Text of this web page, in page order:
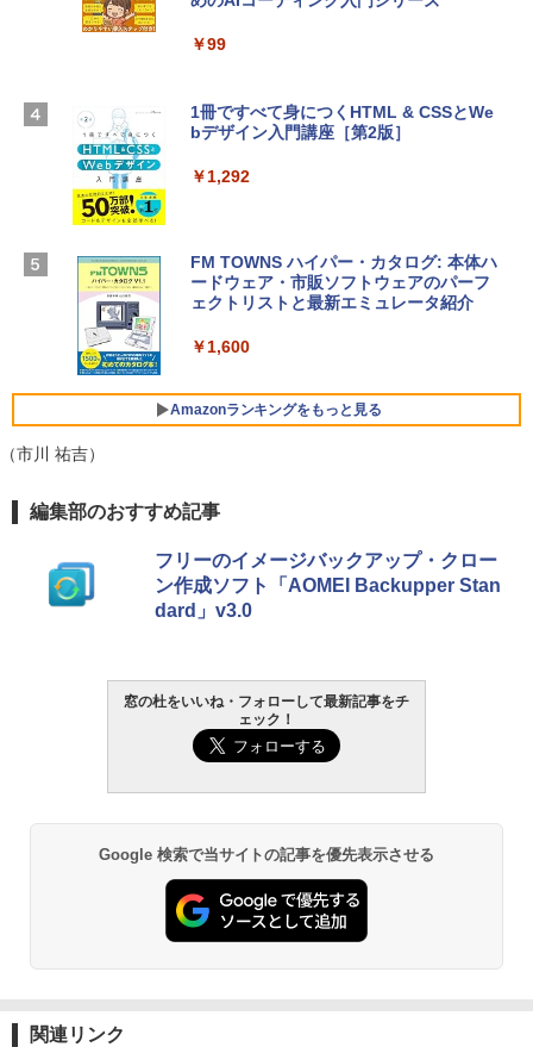
igence、13.6インチLiquid Retinaディ
ームカメラ、日本語キーボード、Touch I
D - シルバー
￥261,414
ン 15-fd 15.6インチ 16GBメモリ 512GB
SSD インテル Core 5
ersonal/Copilotキー搭載/Win 11/15.6型/
Core i5/16GB/SSD 512GB/ホワイト) FM
￥3,200
Robloxギフトカード - 1000 Robux 【限
定バーチャルアイテムを含む】 【オンラ
ラインコード版
Windows版 | Minecraft (マインクラフ
ト): Java & Bedrock Edition | オンライ
￥99
1冊ですべて身につくHTML & CSSとWe
bデザイン入門講座［第2版］
￥1,292
FM TOWNS ハイパー・カタログ: 本体ハ
ードウェア・市販ソフトウェアのパーフ
ェクトリストと最新エミュレータ紹介
￥1,600
Amazonランキングをもっと見る
Amazon Kindle Paperwhite (16GB) 7イ
週間持続バッテリー、広告なし、ブラッ
￥22,980
Amazon Kindle - 目に優しい、かさばら
ない、大きな画面で読みやすい、6週間持
続バッテリー、6インチディスプレイ電子
書籍リーダー、ブラック、16GB、広告な
し
ション (32GB) 7インチディスプレイ、明
るさ自動調整、色調調節ライト、12週間
持続バッテリー、広告なし、メタリック
（市川 祐吉）
編集部のおすすめ記事
フリーのイメージバックアップ・クロー
ン作成ソフト「AOMEI Backupper Stan
dard」v3.0
窓の杜をいいね・フォローして最新記事をチ
ェック！
Google 検索で当サイトの記事を優先表示させる
関連リンク